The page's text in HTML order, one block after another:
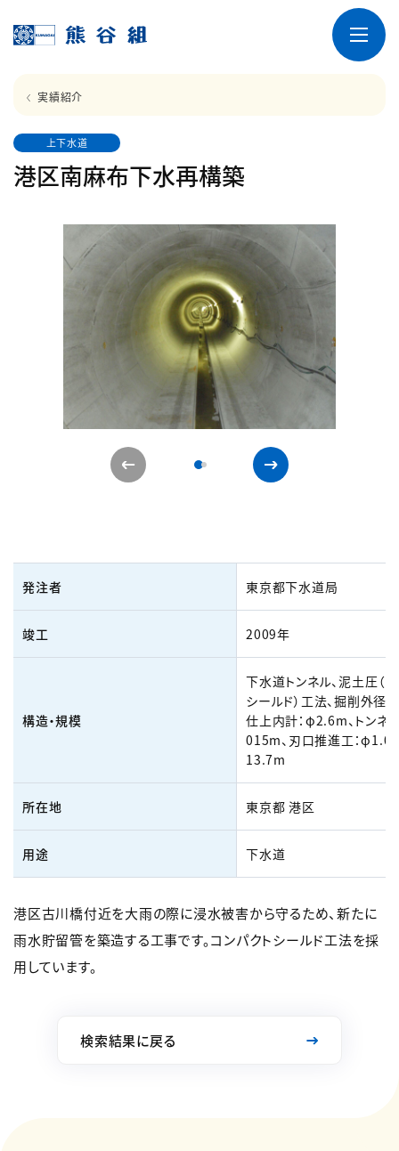
実績紹介
上下水道
港区南麻布下水再構築
発注者 東京都下水道局
竣工 2009年
構造・規模
下水道トンネル、泥土圧（
シールド）工法、掘削外径
仕上内計：φ2.6m、トンネ
015m、刃口推進工：φ1.0m
13.7m
所在地 東京都 港区
用途 下水道
港区古川橋付近を大雨の際に浸水被害から守るため、新たに
雨水貯留管を築造する工事です。コンパクトシールド工法を採
用しています。
検索結果に戻る